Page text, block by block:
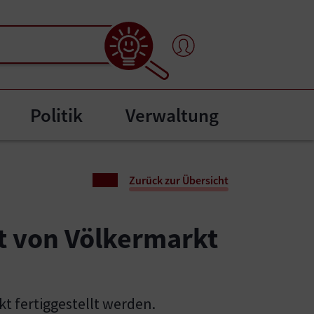
for "Bürgerservice"
Politik Verwaltung
Zurück zur Übersicht
von Völkermarkt
fertiggestellt werden.